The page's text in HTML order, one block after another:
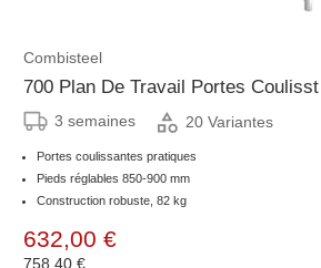
Combisteel
700 Plan De Travail Portes
3 semaines 20 Variantes
Portes coulissantes pratiques
Pieds réglables 850-900 mm
Construction robuste, 82 kg
632,00 €
758,40 €